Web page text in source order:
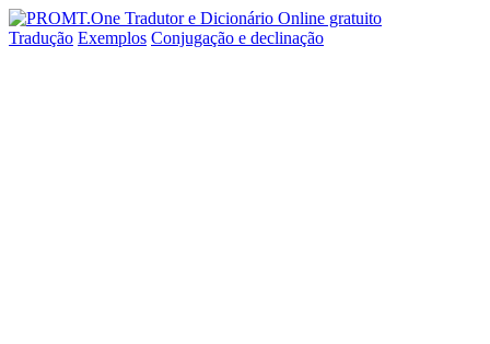
Tradução Exemplos Conjugação e declinação